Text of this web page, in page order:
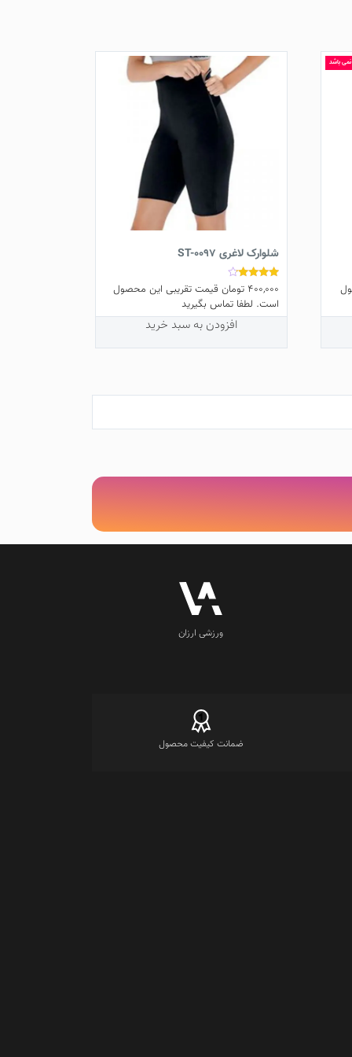
نمی باشد
شلوارک لاغری ST-0097
نمره
4.00
از 5
400,000 تومانقیمت تقریبی این محصول
است. لطفا تماس بگیرید
افزودن به سبد خرید
ورزشی ارزان
ضمانت کیفیت محصول